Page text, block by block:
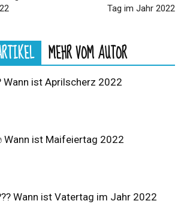
Tag im Jahr 2022
MEHR VOM AUTOR
Wann ist Aprilscherz 2022
Wann ist Maifeiertag 2022
Wann ist Vatertag im Jahr 2022